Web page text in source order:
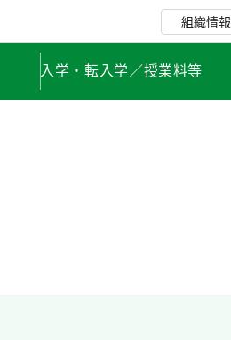
組織情報
入学・転入学／授業料等